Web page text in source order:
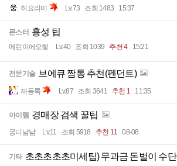
히요리미 Lv.73 조회 1483 15:37
몬스터 흉성 팁
메린이에오헿 Lv.40 조회 1039 추천 4 15:21
전문기술 브에큐 짬통 추천(펜던트)
재등록 Lv.87 조회 3641 추천 1 11:35
아이템 경매장 검색 꿀팁
궁디냠냠 Lv.11 조회 5918 추천 11 08-08
기타 초초초초초미세팁) 무과금 돈벌이 수단